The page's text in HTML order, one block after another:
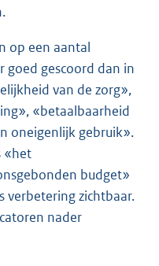
op een aantal
gescoord dan in
van de zorg»,
«betaalbaarheid
oneigenlijk gebruik».
«het
budget»
verbetering zichtbaar.
nader